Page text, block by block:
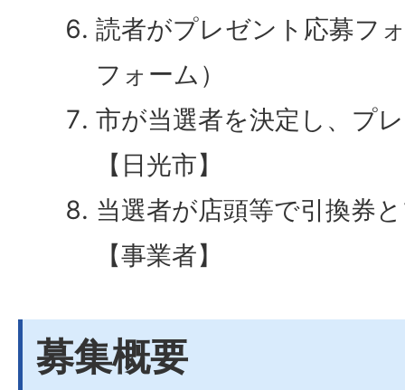
読者がプレゼント応募フ
フォーム）
市が当選者を決定し、プ
【日光市】
当選者が店頭等で引換券
【事業者】
募集概要